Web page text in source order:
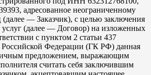
адресованное неограниченному
— Заказчик), с целью заключения
услуг (далее — Договор) на изложенных
с пунктом 2 статьи 437
Российской Федерации (ГК РФ) данная
предложением, выражающим
считать себя заключившим